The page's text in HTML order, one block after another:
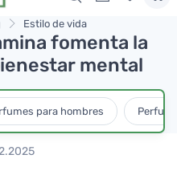
Estilo de vida
fomenta la
mental
para hombres